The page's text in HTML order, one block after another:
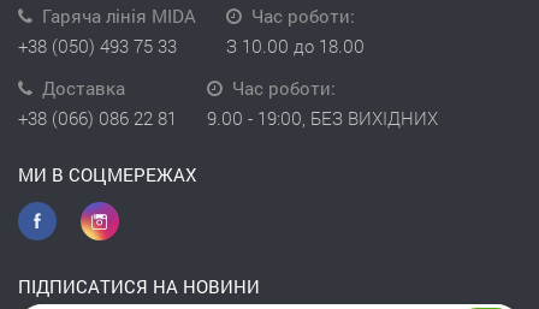
Гаряча лінія MIDA
+38 (050) 493 75 33
Час роботи:
З 10.00 до 18.00
Доставка
+38 (066) 086 22 81
Час роботи:
9.00 - 19:00, БЕЗ ВИХІДНИХ
МИ В СОЦМЕРЕЖАХ
ПІДПИСАТИСЯ НА НОВИНИ